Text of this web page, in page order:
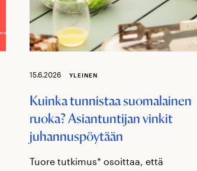
15.6.2026 YLEINEN
Kuinka tunnistaa suomalainen
ruoka? Asiantuntijan vinkit
juhannuspöytään
Tuore tutkimus* osoittaa, että